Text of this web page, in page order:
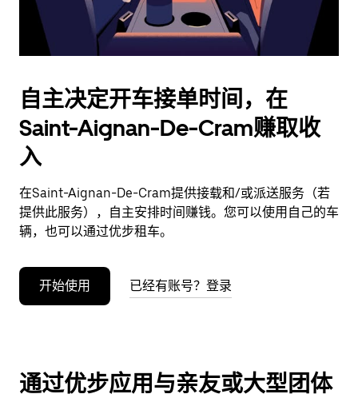
闭
日
历。
自主决定开车接单时间，在
Saint-Aignan-De-Cram赚取收
入
在Saint-Aignan-De-Cram提供接载和/或派送服务（若
提供此服务），自主安排时间赚钱。您可以使用自己的车
辆，也可以通过优步租车。
开始使用 已经有账号？登录
通过优步应用与亲友或大型团体